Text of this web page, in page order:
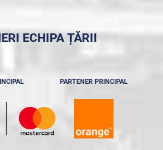
ECHIPA ȚĂRII
PARTENER PRINCIPAL